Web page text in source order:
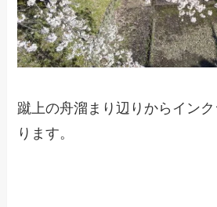
蹴上の舟溜まり辺りからイン
ります。